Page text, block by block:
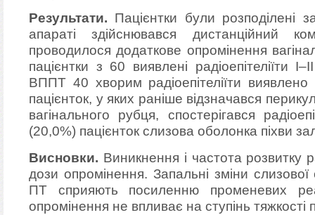
Результати. Пацієнтки були розподілені
апараті здійснювався дистанційний
проводилося додаткове опромінення
пацієнтки з 60 виявлені радіоепітеліїти
ВППТ 40 хворим радіоепітеліїти
пацієнток, у яких раніше відзначався
вагінального рубця, спостерігався
(20,0%) пацієнток слизова оболонка піхви
Висновки. Виникнення і частота розвитку
дози опромінення. Запальні зміни
ПТ сприяють посиленню променевих
опромінення не впливає на ступінь тяжкості